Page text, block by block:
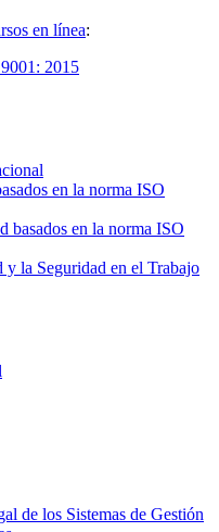
en línea:
2015
en la norma ISO
basados en la norma ISO
y la Seguridad en el Trabajo
de los Sistemas de Gestión